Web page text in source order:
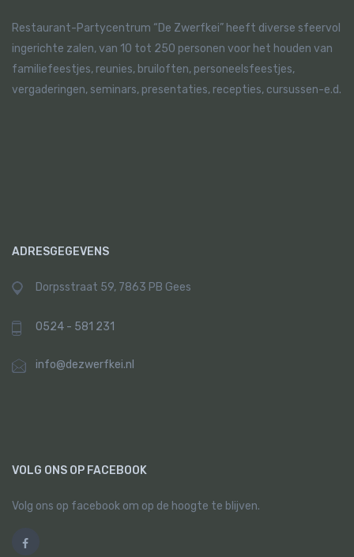
Restaurant-Partycentrum “De Zwerfkei” heeft diverse sfeervol
ingerichte zalen, van 10 tot 250 personen voor het houden van
familiefeestjes, reunies, bruiloften, personeelsfeestjes,
vergaderingen, seminars, presentaties, recepties, cursussen-e.d.
ADRESGEGEVENS
Dorpsstraat 59, 7863 PB Gees
0524 - 581 231
info@dezwerfkei.nl
VOLG ONS OP FACEBOOK
Volg ons op facebook om op de hoogte te blijven.